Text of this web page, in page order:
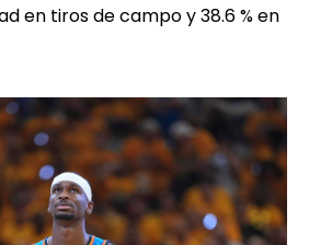
en tiros de campo y 38.6 % en